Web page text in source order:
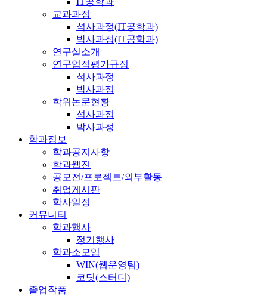
교과과정
석사과정(IT공학과)
박사과정(IT공학과)
연구실소개
연구업적평가규정
석사과정
박사과정
학위논문현황
석사과정
박사과정
학과정보
학과공지사항
학과웹진
공모전/프로젝트/외부활동
취업게시판
학사일정
커뮤니티
학과행사
정기행사
학과소모임
WIN(웹운영팀)
코딧(스터디)
졸업작품